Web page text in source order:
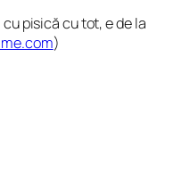
pisică cu tot, e de la
)